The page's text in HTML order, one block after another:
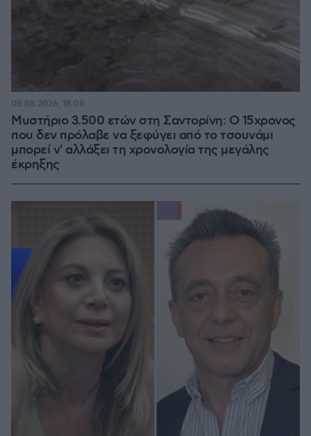
Μυστήριο 3.500 ετών στη Σαντορίνη: Ο 15χρονος
που δεν πρόλαβε να ξεφύγει από το τσουνάμι
μπορεί ν' αλλάξει τη χρονολογία της μεγάλης
έκρηξης
08.08.2026, 18:08